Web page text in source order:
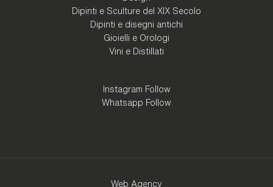
Dipinti e Sculture del XIX Secolo
Dipinti e disegni antichi
Gioielli e Orologi
Vini e Distillati
Instagram Follow
Whatsapp Follow
Web Agency